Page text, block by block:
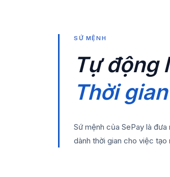
SỨ MỆNH
Tự động
Thời
Sứ mệnh của SePay là
dành thời gian cho việc tạo